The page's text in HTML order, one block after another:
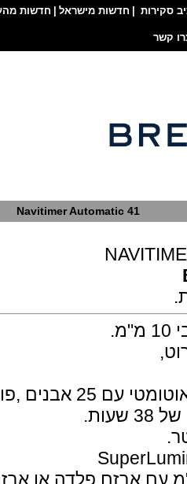
| חדשות מישראל | חדשות מהעולם |
Navitimer Automatic 41
מנגנון של ברייטלינג קליבר 17 מכני אוטומטי עם 25 אבנים ,פועם
תנין כחולה 22 מ"מ עם אבזם פלדה או אבזם